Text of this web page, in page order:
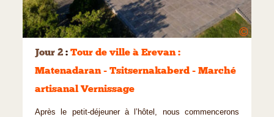
©
Jour 2 : Tour de ville à Erevan :
Matenadaran - Tsitsernakaberd - Marché
artisanal Vernissage
Après le petit-déjeuner à l’hôtel, nous commencerons